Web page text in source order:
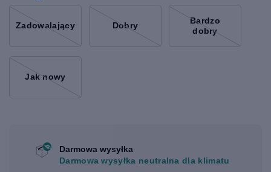
Zadowalający Dobry
Bardzo
dobry
Jak nowy
Darmowa wysyłka
Darmowa wysyłka neutralna dla klimatu